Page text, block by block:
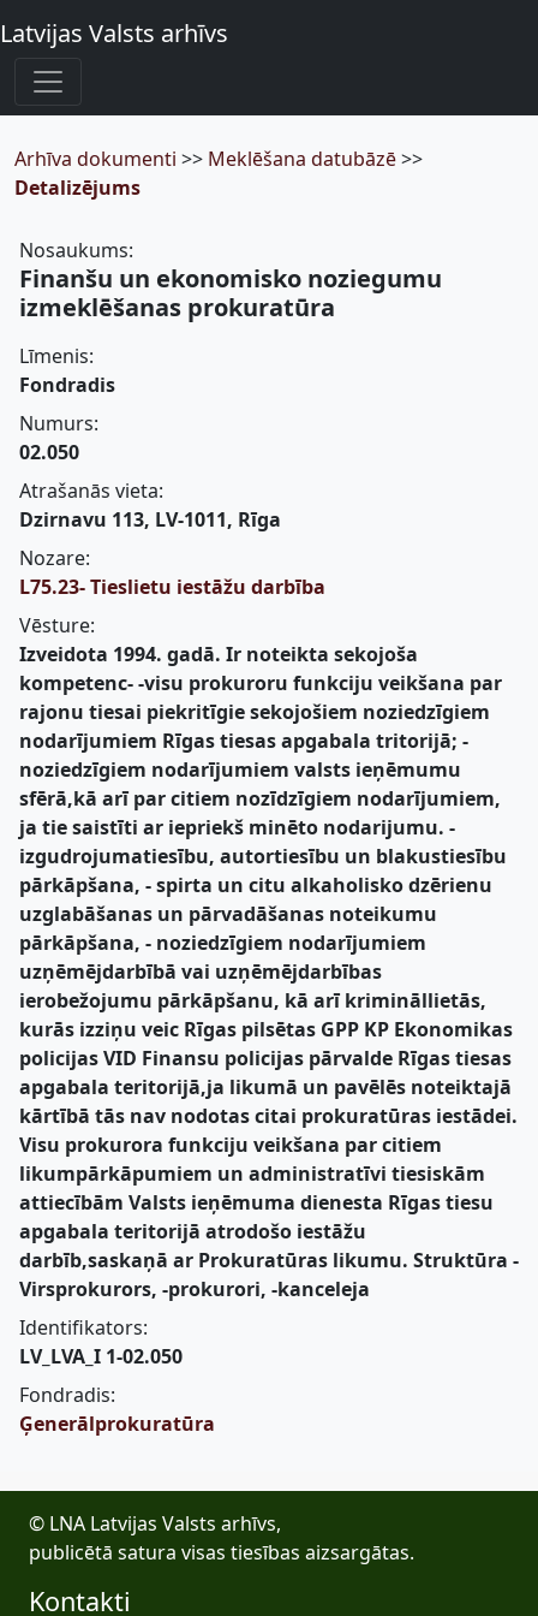
Latvijas Valsts arhīvs
Arhīva dokumenti >> Meklēšana datubāzē>>
Detalizējums
Nosaukums:
Finanšu un ekonomisko noziegumu
izmeklēšanas prokuratūra
Līmenis:
Fondradis
Numurs:
02.050
Atrašanās vieta:
Dzirnavu 113, LV-1011, Rīga
Nozare:
L75.23- Tieslietu iestāžu darbība
Vēsture:
Izveidota 1994. gadā. Ir noteikta sekojoša
kompetenc- -visu prokuroru funkciju veikšana par
rajonu tiesai piekritīgie sekojošiem noziedzīgiem
nodarījumiem Rīgas tiesas apgabala tritorijā; -
noziedzīgiem nodarījumiem valsts ieņēmumu
sfērā,kā arī par citiem nozīdzīgiem nodarījumiem,
ja tie saistīti ar iepriekš minēto nodarijumu. -
izgudrojumatiesību, autortiesību un blakustiesību
pārkāpšana, - spirta un citu alkaholisko dzērienu
uzglabāšanas un pārvadāšanas noteikumu
pārkāpšana, - noziedzīgiem nodarījumiem
uzņēmējdarbībā vai uzņēmējdarbības
ierobežojumu pārkāpšanu, kā arī krimināllietās,
kurās izziņu veic Rīgas pilsētas GPP KP Ekonomikas
policijas VID Finansu policijas pārvalde Rīgas tiesas
apgabala teritorijā,ja likumā un pavēlēs noteiktajā
kārtībā tās nav nodotas citai prokuratūras iestādei.
Visu prokurora funkciju veikšana par citiem
likumpārkāpumiem un administratīvi tiesiskām
attiecībām Valsts ieņēmuma dienesta Rīgas tiesu
apgabala teritorijā atrodošo iestāžu
darbīb,saskaņā ar Prokuratūras likumu. Struktūra -
Virsprokurors, -prokurori, -kanceleja
Identifikators:
LV_LVA_I 1-02.050
Fondradis:
Ģenerālprokuratūra
© LNA Latvijas Valsts arhīvs,
publicētā satura visas tiesības aizsargātas.
Kontakti